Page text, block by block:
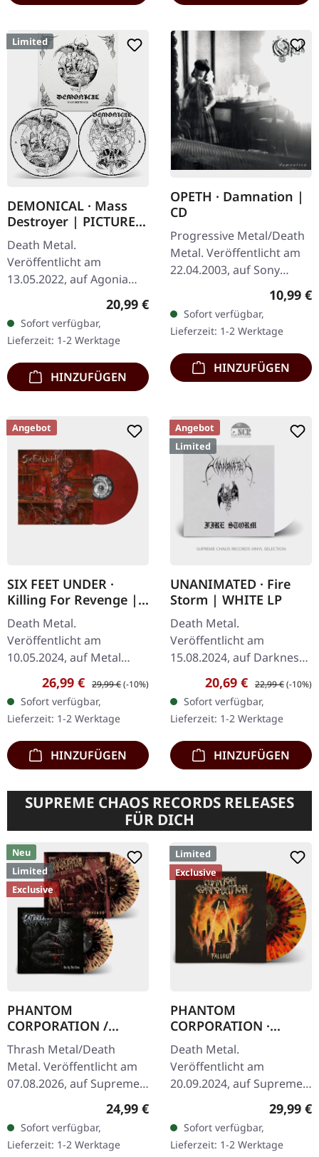
Limited
DEMONICAL · Mass
Destroyer | PICTURE
LP
Death Metal.
Veröffentlicht am
13.05.2022, auf Agonia
Records. Picture-Vinyl im
Gatefold-Cover. Limitiert
auf 400 hand-
nummerierte Exemplare.
Die…
Regulärer Preis:
20,99 €
Sofort verfügbar,
Lieferzeit: 1-2 Werktage
HINZUFÜGEN
OPETH · Damnation |
CD
Progressive Metal/Death
Metal. Veröffentlicht am
22.04.2003, auf Sony
Music. CD im Jewelcase.
Opeths "Damnation"
markiert einen
bedeutenden Schritt…
10,99 €
Sofort verfügbar,
Lieferzeit: 1-2 Werktage
HINZUFÜGEN
Angebot
SIX FEET UNDER ·
Killing For Revenge |
CRUSTED BLOOD LP
Death Metal.
Veröffentlicht am
10.05.2024, auf Metal
Blade Records. "Crusted
Blood" Vinyl. Six Feet
Under kehren mit ihrem
bisher brutalsten Werk…
Verkaufspreis:
26,99 € Regulärer Preis:
29,99 €(-10%)
Sofort verfügbar,
Lieferzeit: 1-2 Werktage
HINZUFÜGEN
Angebot
Limited
UNANIMATED · Fire
Storm | WHITE LP
Death Metal.
Veröffentlicht am
15.08.2024, auf Darkness
Shall Rise Productions.
Weißes Vinyl im Standard-
Cover mit Insert und A2-
Poster. Limitiert…
Verkaufspreis:
20,69 € Regulärer Preis:
22,99 €(-10%)
Sofort verfügbar,
Lieferzeit: 1-2 Werktage
HINZUFÜGEN
SUPREME CHAOS RECORDS RELEASES
FÜR DICH
Neu
Limited
Exclusive
PHANTOM
CORPORATION /
CATBREATH ·
Commando / Die By
The Claw |
ORANGE/BLACK/RED
Thrash Metal/Death
Metal. Veröffentlicht am
07.08.2026, auf Supreme
Chaos Records. Oranges
Vinyl mit schwarzen und
roten Splattern im
schweren…
Regulärer Preis:
24,99 €
Sofort verfügbar,
Lieferzeit: 1-2 Werktage
Limited
Exclusive
PHANTOM
CORPORATION ·
Fallout | FIRE
SPLATTER LP
Death Metal.
Veröffentlicht am
20.09.2024, auf Supreme
Chaos Records. SCR-
exklusives 'Fire Splatter'
Vinyl mit Insert, limitiert
auf 150…
29,99 €
Sofort verfügbar,
Lieferzeit: 1-2 Werktage